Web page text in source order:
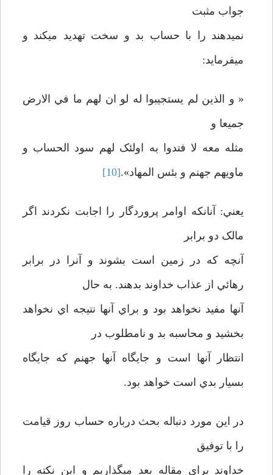
جواب مثبت
نميدهند را با حساب بد و سخت تهديد ميکند و
ميفرمايد:
« و الذين لم يستجيبوا له لو ان لهم ما في الارض
جميعا و
مثله معه لا فتدوا به اولئک لهم سود الحساب و
ماويهم جهنم و بئس المهاد».[10]
يعني: آنانکه اوامر پروردگار را اجابت نکردند اگر
مالک دو برابر
آنچه که در زمين است بشوند و آنرا در برابر
رهائي از عذاب خداوند بدهند. به حال
آنها مفيد نخواهد بود و براي آنها نتيجه اي نخواهد
بخشيد و محاسبه بد و نامطلوب در
انتظار آنها است و جايگاه آنها جهنم که جايگاه
بسيار بدي است خواهد بود.
در اين مورد دنباله بحث درباره حساب روز قيامت
را با توفيق
خداوند براي مقاله بعد ميگذاريم و اين نکته را